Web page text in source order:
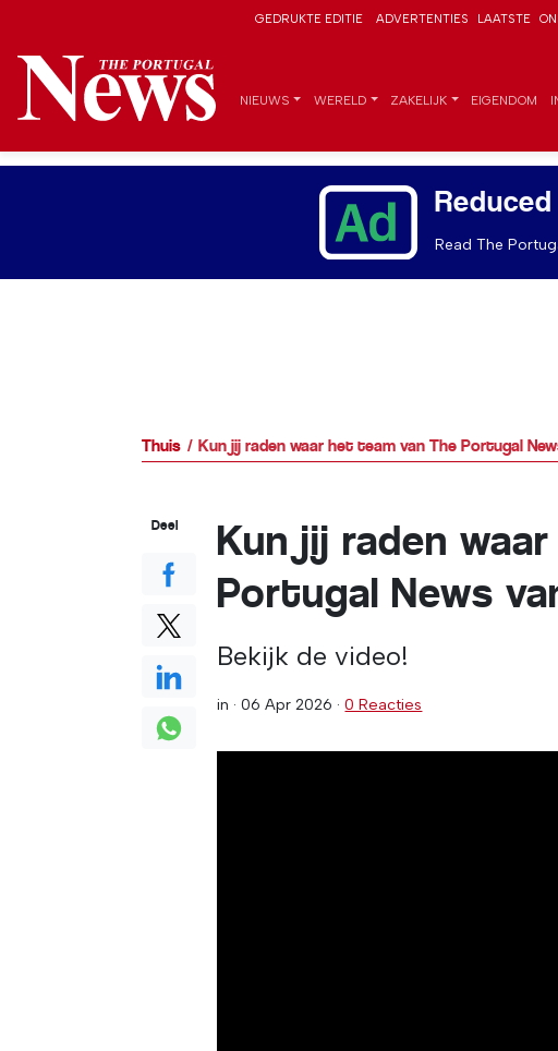
GEDRUKTE EDITIE ADVERTENTIES LAATSTE
NIEUWS WERELD ZAKELIJK EIGENDOM
Read The
Thuis Kun jij raden waar het team van The Portugal
Kun jij raden
Portugal News
Bekijk de video!
in ·06 Apr 2026 ·0 Reacties
Deel